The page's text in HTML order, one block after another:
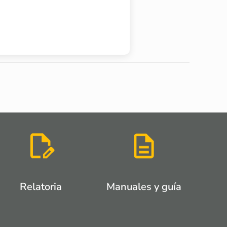
Relatoria Manuales y guía